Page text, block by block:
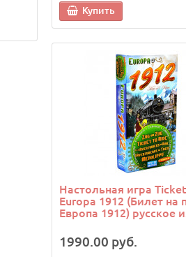
Купить
Настольная игра
Europa 1912 (Билет на
Европа 1912) русское
1990.00 руб.